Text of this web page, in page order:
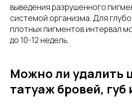
выведения разрушенного
системой организма. Для
плотных пигментов интервал
до 10-12 недель.
Можно ли удалить
татуаж бровей, губ